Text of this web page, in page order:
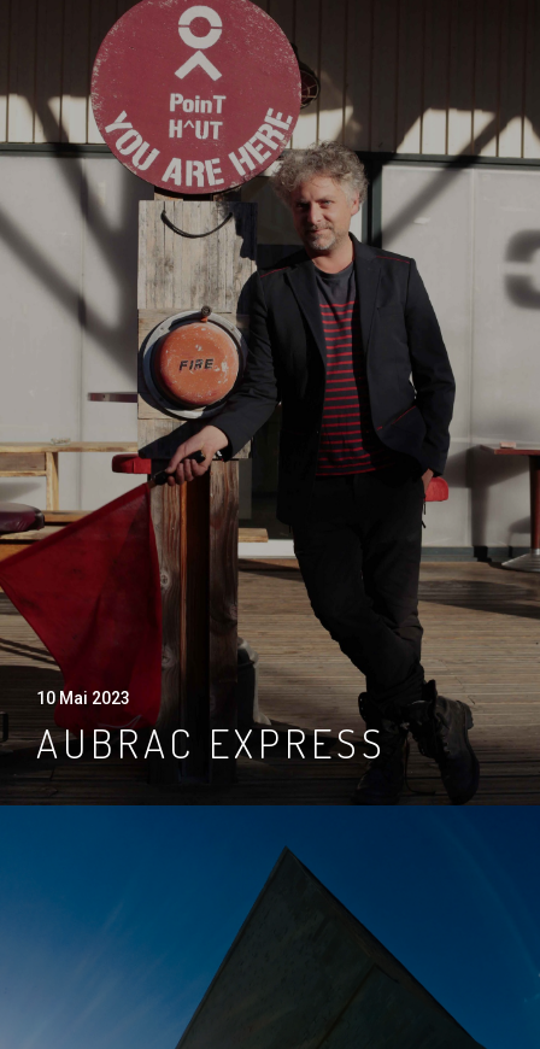
10 Mai 2023
AUBRAC EXPRESS